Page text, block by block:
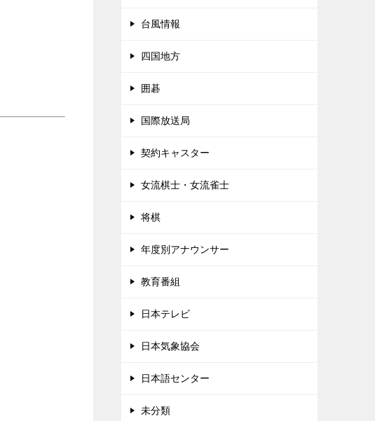
台風情報
四国地方
囲碁
国際放送局
契約キャスター
女流棋士・女流雀士
将棋
年度別アナウンサー
教育番組
日本テレビ
日本気象協会
日本語センター
未分類